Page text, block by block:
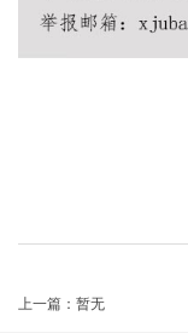
上一篇：暂无